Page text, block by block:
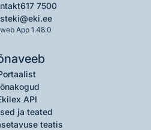
617 7500
eki@eki.ee
App 1.48.0
API
ja teated
teatis